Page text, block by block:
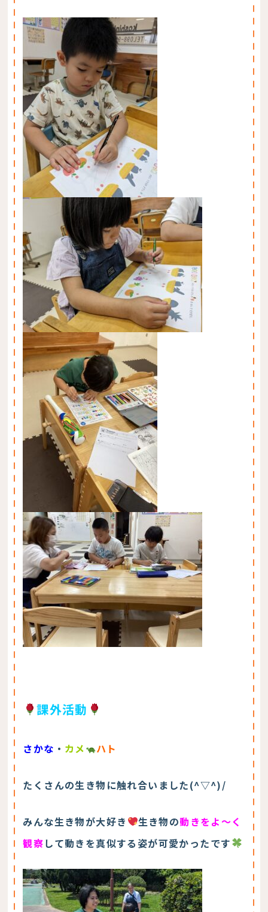
課外活動
さかな ・ カメ ハト
たくさんの生き物に触れ合いました(^▽^)/
みんな生き物が大好き 生き物の動きをよ～く
観察して動きを真似する姿が可愛かったです